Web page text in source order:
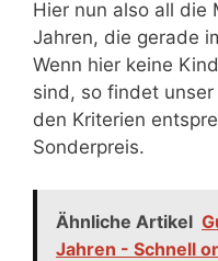
Hier nun also all die
Jahren, die gerade
Wenn hier keine
sind, so findet
den Kriterien
Sonderpreis.
Ähnliche Artikel
Jahren - Schnell